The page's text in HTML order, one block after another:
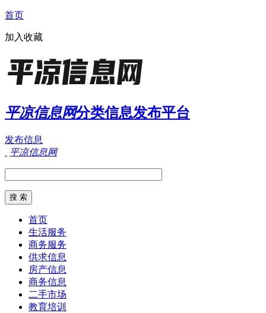
首页
加入收藏
平凉信息网分类信息发布平台
发布信息
平凉信息网
首页
生活服务
商务服务
供求信息
房产信息
商务信息
二手市场
教育培训